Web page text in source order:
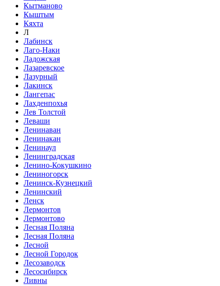
Кытманово
Кыштым
Кяхта
Л
Лабинск
Лаго-Наки
Ладожская
Лазаревское
Лазурный
Лакинск
Лангепас
Лахденпохья
Лев Толстой
Леваши
Ленинаван
Ленинакан
Ленинаул
Ленинградская
Ленино-Кокушкино
Лениногорск
Ленинск-Кузнецкий
Ленинский
Ленск
Лермонтов
Лермонтово
Лесная Поляна
Лесная Поляна
Лесной
Лесной Городок
Лесозаводск
Лесосибирск
Ливны